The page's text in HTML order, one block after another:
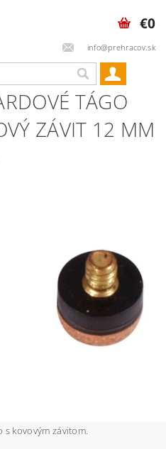
info@prehracov.sk
€0
TÁGO
ZÁVIT 12 MM
kovovým závitom.